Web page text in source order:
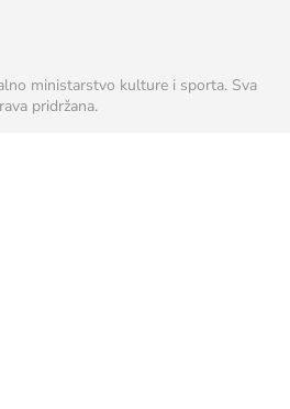
ministarstvo kulture i sporta. Sva
pridržana.